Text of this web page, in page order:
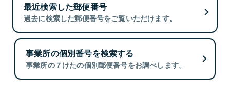
最近検索した郵便番号
過去に検索した郵便番号をご覧いただけます。
事業所の個別番号を検索する
事業所の７けたの個別郵便番号をお調べします。